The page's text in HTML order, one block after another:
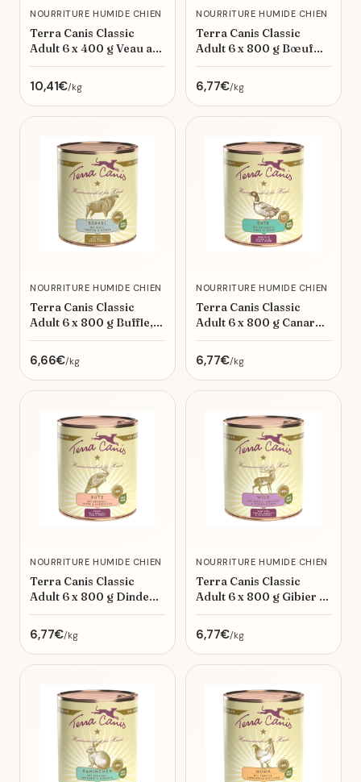
NOURRITURE HUMIDE CHIEN
Terra Canis Classic
Adult 6 x 400 g Veau au
millet, concombre,
melon jaune et ail des
ours 6x400 g
10,41€/kg
NOURRITURE HUMIDE CHIEN
Terra Canis Classic
Adult 6 x 800 g Bœuf
aux carottes, pomme et
riz naturel
6,77€/kg
NOURRITURE HUMIDE CHIEN
Terra Canis Classic
Adult 6 x 800 g Buffle,
millet, tomates et
papaye
6,66€/kg
NOURRITURE HUMIDE CHIEN
Terra Canis Classic
Adult 6 x 800 g Canard
au riz complet, poire &
sésame
6,77€/kg
NOURRITURE HUMIDE CHIEN
Terra Canis Classic
Adult 6 x 800 g Dinde
avec brocoli, poire et
pommes de terre
6,77€/kg
NOURRITURE HUMIDE CHIEN
Terra Canis Classic
Adult 6 x 800 g Gibier à
la courge, pâtes
intégrales et airelles
6,77€/kg